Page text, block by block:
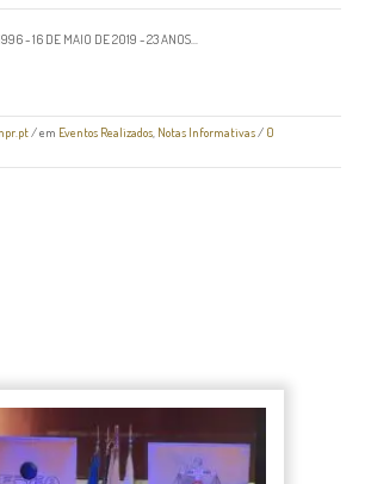
- 16 DE MAIO DE 2019 - 23 ANOS...
/ em Eventos Realizados, Notas Informativas/ 0